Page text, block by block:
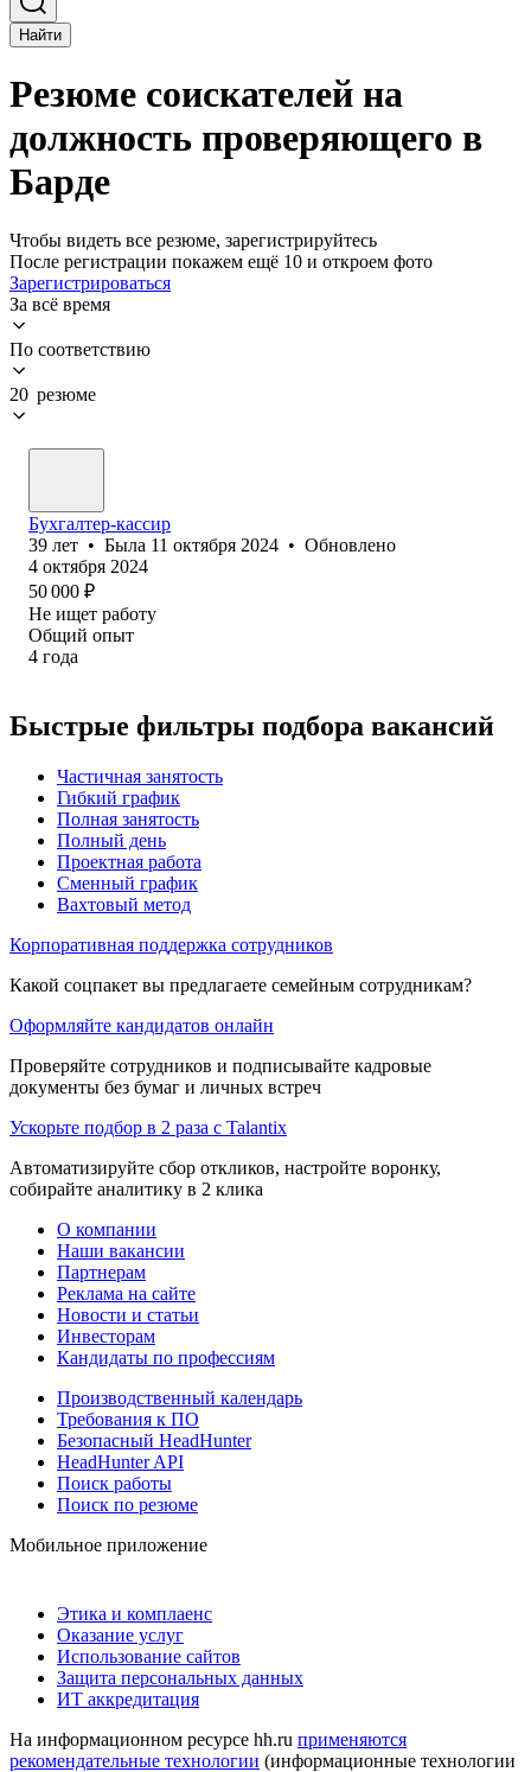
Найти
Резюме соискателей на
должность проверяющего в
Барде
Чтобы видеть все резюме, зарегистрируйтесь
После регистрации покажем ещё 10 и откроем фото
Зарегистрироваться
За всё время
По соответствию
20 резюме
Бухгалтер-кассир
39 лет • Была 11 октября 2024 • Обновлено
4 октября 2024
50 000 ₽
Не ищет работу
Общий опыт
4 года
Быстрые фильтры подбора вакансий
Частичная занятость
Гибкий график
Полная занятость
Полный день
Проектная работа
Сменный график
Вахтовый метод
Корпоративная поддержка сотрудников
Какой соцпакет вы предлагаете семейным сотрудникам?
Оформляйте кандидатов онлайн
Проверяйте сотрудников и подписывайте кадровые
документы без бумаг и личных встреч
Ускорьте подбор в 2 раза с Talantix
Автоматизируйте сбор откликов, настройте воронку,
собирайте аналитику в 2 клика
О компании
Наши вакансии
Партнерам
Реклама на сайте
Новости и статьи
Инвесторам
Кандидаты по профессиям
Производственный календарь
Требования к ПО
Безопасный HeadHunter
HeadHunter API
Поиск работы
Поиск по резюме
Мобильное приложение
Этика и комплаенс
Оказание услуг
Использование сайтов
Защита персональных данных
ИТ аккредитация
На информационном ресурсе hh.ru применяются
рекомендательные технологии (информационные технологии